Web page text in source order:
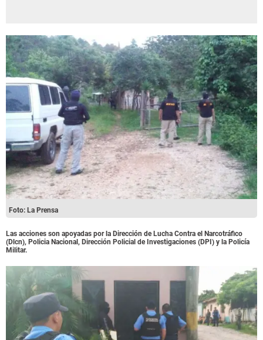
Foto: La Prensa
Las acciones son apoyadas por la Dirección de Lucha Contra el Narcotráfico
(Dlcn), Policia Nacional, Dirección Policial de Investigaciones (DPI) y la Policía
Militar.